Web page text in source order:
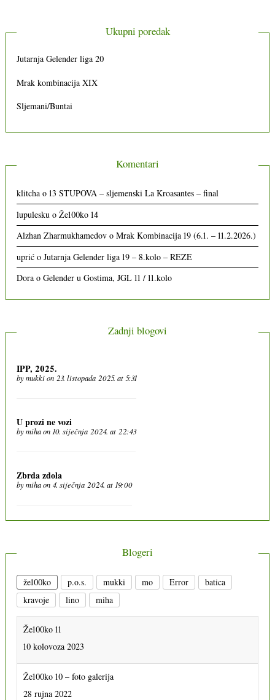
Ukupni poredak
Jutarnja Gelender liga 20
Mrak kombinacija XIX
Sljemani/Buntai
Komentari
klitcha o13 STUPOVA – sljemenski La Kroasantes – final
lupulesku oŽe100ko 14
Alzhan Zharmukhamedov oMrak Kombinacija 19 (6.1. – 11.2.2026.)
uprić oJutarnja Gelender liga 19 – 8.kolo – REZE
Dora oGelender u Gostima, JGL 11 / 11.kolo
Zadnji blogovi
IPP, 2025.
bymukkion 23. listopada 2025. at 5:31
U prozi ne vozi
bymihaon 10. siječnja 2024. at 22:43
Zbrda zdola
bymihaon 4. siječnja 2024. at 19:00
Blogeri
že100ko p.o.s. mukki mo Error
batica
kravoje
lino miha
Že100ko 11
10 kolovoza 2023
Že100ko 10 – foto galerija
28 rujna 2022